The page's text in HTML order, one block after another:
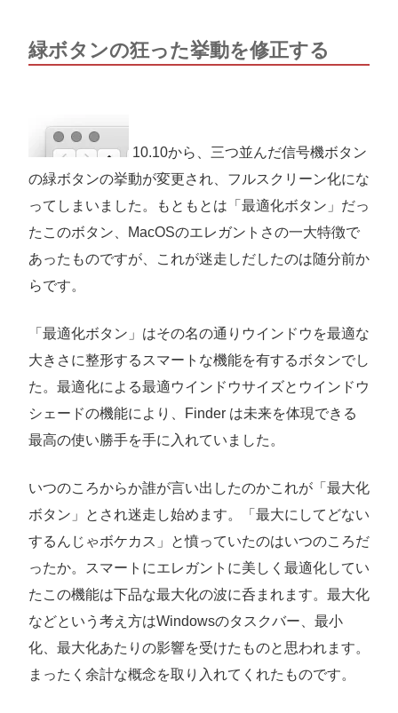
緑ボタンの狂った挙動を修正する
10.10から、三つ並んだ信号機ボタン
の緑ボタンの挙動が変更され、フルスクリーン化にな
ってしまいました。もともとは「最適化ボタン」だっ
たこのボタン、MacOSのエレガントさの一大特徴で
あったものですが、これが迷走しだしたのは随分前か
らです。
「最適化ボタン」はその名の通りウインドウを最適な
大きさに整形するスマートな機能を有するボタンでし
た。最適化による最適ウインドウサイズとウインドウ
シェードの機能により、Finder は未来を体現できる
最高の使い勝手を手に入れていました。
いつのころからか誰が言い出したのかこれが「最大化
ボタン」とされ迷走し始めます。「最大にしてどない
するんじゃボケカス」と憤っていたのはいつのころだ
ったか。スマートにエレガントに美しく最適化してい
たこの機能は下品な最大化の波に呑まれます。最大化
などという考え方はWindowsのタスクバー、最小
化、最大化あたりの影響を受けたものと思われます。
まったく余計な概念を取り入れてくれたものです。